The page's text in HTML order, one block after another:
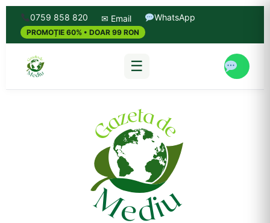
0759 858 820 ✉ Email WhatsApp
PROMOȚIE 60% • DOAR 99 RON
☰